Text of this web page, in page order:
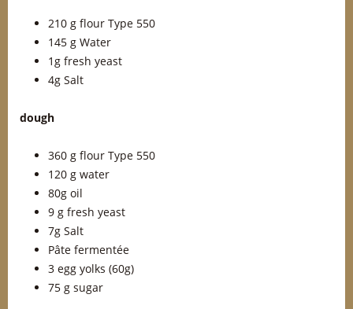
210 g flour Type 550
145 g Water
1g fresh yeast
4g Salt
dough
360 g flour Type 550
120 g water
80g oil
9 g fresh yeast
7g Salt
Pâte fermentée
3 egg yolks (60g)
75 g sugar